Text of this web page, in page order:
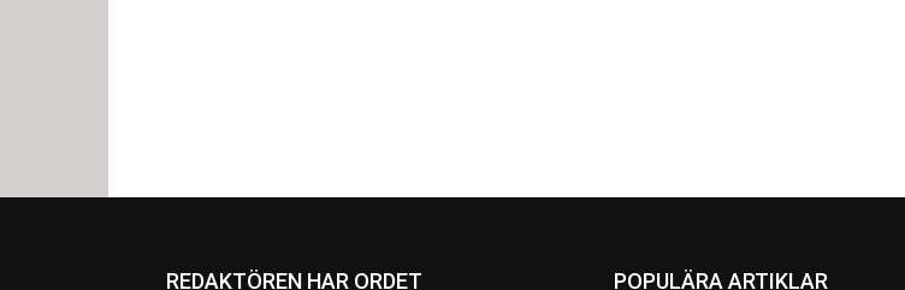
REDAKTÖREN HAR ORDET POPULÄRA ARTIKLAR